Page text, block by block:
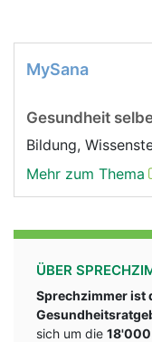
MySana
Gesundheit
Bildung,
Mehr zum Thema
ÜBER
Sprechzimmer ist
sich um die